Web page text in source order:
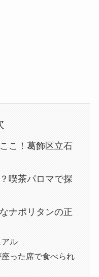
こ！葛飾区立石
喫茶パロマで探
ナポリタンの正
ル
った席で食べられ